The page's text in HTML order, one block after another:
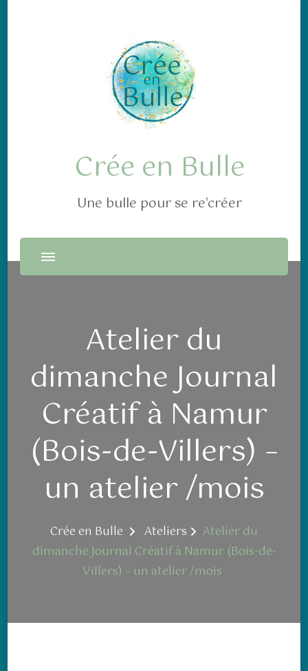
Crée en Bulle
Une bulle pour se re'créer
Atelier du
dimanche Journal
Créatif à Namur
(Bois-de-Villers) –
un atelier /mois
Crée en Bulle Ateliers
Atelier du
dimanche Journal Créatif à Namur (Bois-de-
Villers) – un atelier /mois